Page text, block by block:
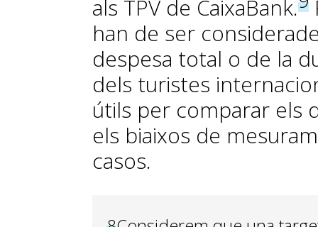
als TPV de CaixaBank.
han de ser
despesa total o de la
dels turistes
útils per comparar els
els biaixos de
casos.